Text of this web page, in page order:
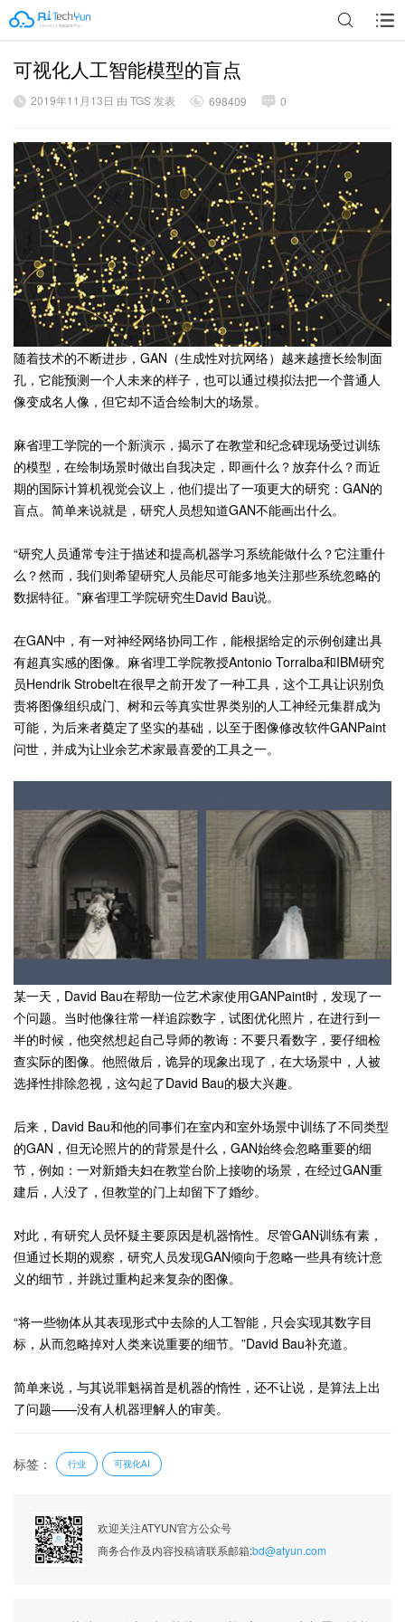
可视化人工智能模型的盲点
2019年11月13日 由 TGS 发表 698409 0
随着技术的不断进步，GAN（生成性对抗网络）越来越擅长绘制面
孔，它能预测一个人未来的样子，也可以通过模拟法把一个普通人
像变成名人像，但它却不适合绘制大的场景。
麻省理工学院的一个新演示，揭示了在教堂和纪念碑现场受过训练
的模型，在绘制场景时做出自我决定，即画什么？放弃什么？而近
期的国际计算机视觉会议上，他们提出了一项更大的研究：GAN的
盲点。简单来说就是，研究人员想知道GAN不能画出什么。
“研究人员通常专注于描述和提高机器学习系统能做什么？它注重什
么？然而，我们则希望研究人员能尽可能多地关注那些系统忽略的
数据特征。”麻省理工学院研究生David Bau说。
在GAN中，有一对神经网络协同工作，能根据给定的示例创建出具
有超真实感的图像。麻省理工学院教授Antonio Torralba和IBM研究
员Hendrik Strobelt在很早之前开发了一种工具，这个工具让识别负
责将图像组织成门、树和云等真实世界类别的人工神经元集群成为
可能，为后来者奠定了坚实的基础，以至于图像修改软件GANPaint
问世，并成为让业余艺术家最喜爱的工具之一。
某一天，David Bau在帮助一位艺术家使用GANPaint时，发现了一
个问题。当时他像往常一样追踪数字，试图优化照片，在进行到一
半的时候，他突然想起自己导师的教诲：不要只看数字，要仔细检
查实际的图像。他照做后，诡异的现象出现了，在大场景中，人被
选择性排除忽视，这勾起了David Bau的极大兴趣。
后来，David Bau和他的同事们在室内和室外场景中训练了不同类型
的GAN，但无论照片的的背景是什么，GAN始终会忽略重要的细
节，例如：一对新婚夫妇在教堂台阶上接吻的场景，在经过GAN重
建后，人没了，但教堂的门上却留下了婚纱。
对此，有研究人员怀疑主要原因是机器惰性。尽管GAN训练有素，
但通过长期的观察，研究人员发现GAN倾向于忽略一些具有统计意
义的细节，并跳过重构起来复杂的图像。
“将一些物体从其表现形式中去除的人工智能，只会实现其数字目
标，从而忽略掉对人类来说重要的细节。”David Bau补充道。
简单来说，与其说罪魁祸首是机器的惰性，还不让说，是算法上出
了问题——没有人机器理解人的审美。
标签： 行业 可视化AI
欢迎关注ATYUN官方公众号
商务合作及内容投稿请联系邮箱:bd@atyun.com